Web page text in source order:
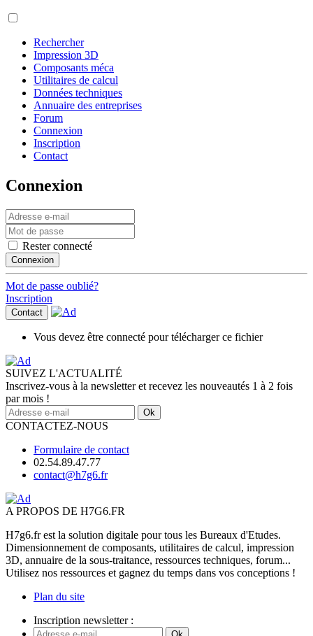
Rechercher
Impression 3D
Composants méca
Utilitaires de calcul
Données techniques
Annuaire des entreprises
Forum
Connexion
Inscription
Contact
Connexion
Rester connecté
Connexion
Mot de passe oublié?
Inscription
Contact
Vous devez être connecté pour télécharger ce fichier
SUIVEZ L'ACTUALITÉ
Inscrivez-vous à la newsletter et recevez les nouveautés 1 à 2 fois
par mois !
Ok
CONTACTEZ-NOUS
Formulaire de contact
02.54.89.47.77
contact@h7g6.fr
A PROPOS DE H7G6.FR
H7g6.fr est la solution digitale pour tous les Bureaux d'Etudes.
Dimensionnement de composants, utilitaires de calcul, impression
3D, annuaire de la sous-traitance, ressources techniques, forum...
Utilisez nos ressources et gagnez du temps dans vos conceptions !
Plan du site
Inscription newsletter :